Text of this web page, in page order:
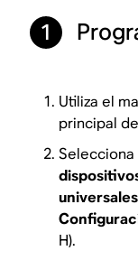
1
Utiliza el
principal
Selecciona
universales
H).